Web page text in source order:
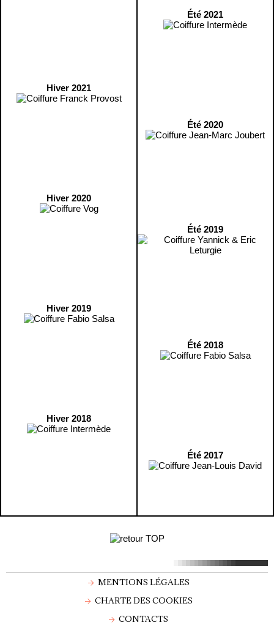
Hiver 2021
Hiver 2020
Hiver 2019
Hiver 2018
Été 2021
Été 2020
Été 2019
Été 2018
Été 2017
MENTIONS LÉGALES
CHARTE DES COOKIES
CONTACTS